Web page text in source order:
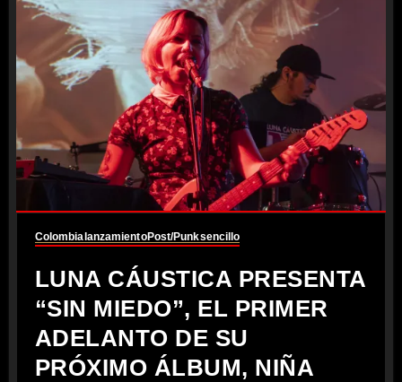
ColombialanzamientoPost/Punksencillo
LUNA CÁUSTICA PRESENTA
“SIN MIEDO”, EL PRIMER
ADELANTO DE SU
PRÓXIMO ÁLBUM, NIÑA